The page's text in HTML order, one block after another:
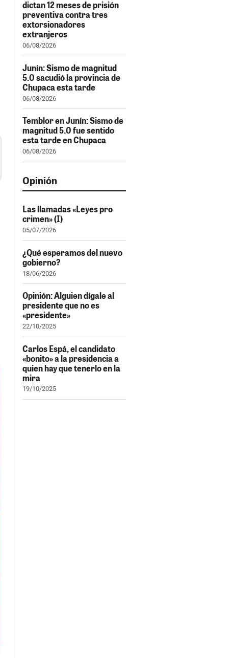
dictan 12 meses de prisión
preventiva contra tres
extorsionadores
extranjeros
06/08/2026
Junín: Sismo de magnitud
5.0 sacudió la provincia de
Chupaca esta tarde
06/08/2026
Temblor en Junín: Sismo de
magnitud 5.0 fue sentido
esta tarde en Chupaca
06/08/2026
Opinión
Las llamadas «Leyes pro
crimen» (I)
05/07/2026
¿Qué esperamos del nuevo
gobierno?
18/06/2026
Opinión: Alguien dígale al
presidente que no es
«presidente»
22/10/2025
Carlos Espá, el candidato
«bonito» a la presidencia a
quien hay que tenerlo en la
mira
19/10/2025